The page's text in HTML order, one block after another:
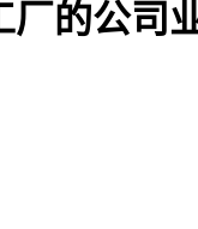
的公司